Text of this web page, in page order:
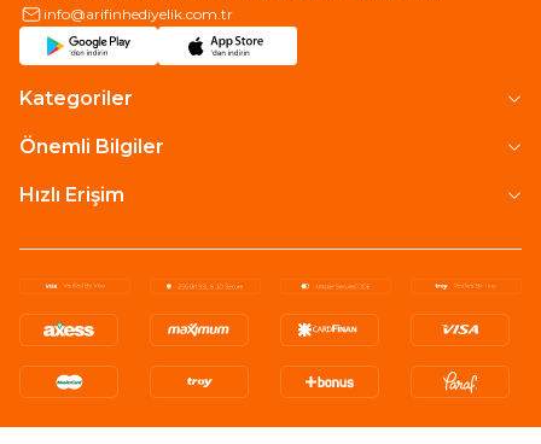
info@arifinhediyelik.com.tr
Kategoriler
Önemli Bilgiler
Hızlı Erişim